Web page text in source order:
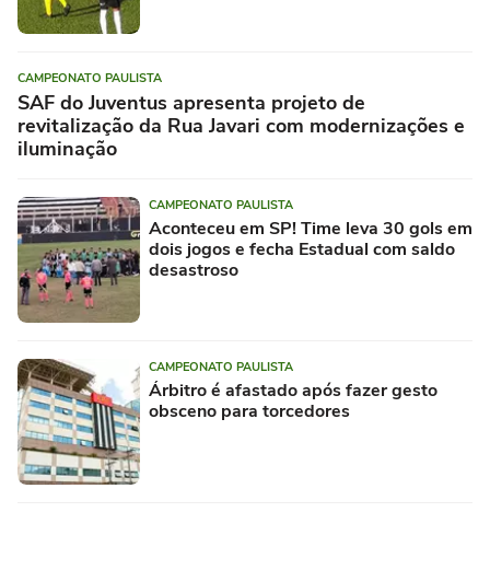
CAMPEONATO PAULISTA
SAF do Juventus apresenta projeto de
revitalização da Rua Javari com modernizações e
iluminação
CAMPEONATO PAULISTA
Aconteceu em SP! Time leva 30 gols em
dois jogos e fecha Estadual com saldo
desastroso
CAMPEONATO PAULISTA
Árbitro é afastado após fazer gesto
obsceno para torcedores